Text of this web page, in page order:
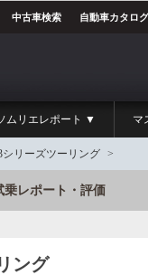
中古車検索 自動車カタログ
ムリエレポート ▼ マ
シリーズツーリング >
乗レポート・評価
ング